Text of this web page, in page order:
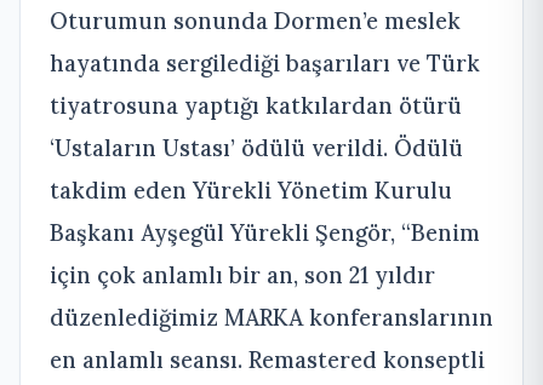
Oturumun sonunda Dormen’e meslek
hayatında sergilediği başarıları ve Türk
tiyatrosuna yaptığı katkılardan ötürü
‘Ustaların Ustası’ ödülü verildi. Ödülü
takdim eden Yürekli Yönetim Kurulu
Başkanı Ayşegül Yürekli Şengör, “Benim
için çok anlamlı bir an, son 21 yıldır
düzenlediğimiz MARKA konferanslarının
en anlamlı seansı. Remastered konseptli